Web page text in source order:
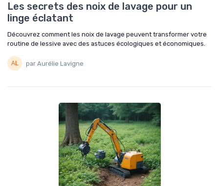
Les secrets des noix de lavage pour un
linge éclatant
Découvrez comment les noix de lavage peuvent transformer votre
routine de lessive avec des astuces écologiques et économiques.
par Aurélie Lavigne